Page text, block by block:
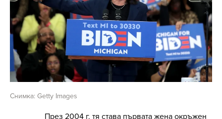
Снимка: Getty Images
През 2004 г. тя става първата жена окръжен